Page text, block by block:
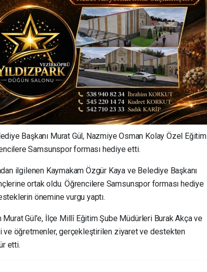
Başkanı Murat Gül, Nazmiye Osman Kolay Özel Eğitim
Samsunspor forması hediye etti.
ilgilenen Kaymakam Özgür Kaya ve Belediye Başkanı
ortak oldu. Öğrencilere Samsunspor forması hediye
önemine vurgu yaptı.
Gül’e, İlçe Millî Eğitim Şube Müdürleri Burak Akça ve
öğretmenler, gerçekleştirilen ziyaret ve destekten
etti.